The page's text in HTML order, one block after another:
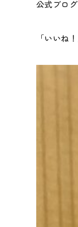
公式ブロ
「いいね